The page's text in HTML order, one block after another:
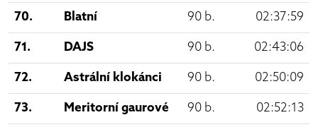
70. Blatní 90 b. 02:37:59
71. DAJS 90 b. 02:43:06
72. Astrální klokánci 90 b. 02:50:09
73. Meritorní gaurové 90 b. 02:52:13